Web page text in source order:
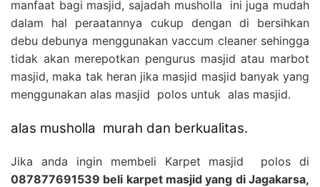
manfaat bagi masjid, sajadah musholla ini juga mudah
dalam hal peraatannya cukup dengan di bersihkan
debu debunya menggunakan vaccum cleaner sehingga
tidak akan merepotkan pengurus masjid atau marbot
masjid, maka tak heran jika masjid masjid banyak yang
menggunakan alas masjid polos untuk alas masjid.
alas musholla murah dan berkualitas.
Jika anda ingin membeli Karpet masjid polos di
087877691539 beli karpet masjid yang di Jagakarsa,